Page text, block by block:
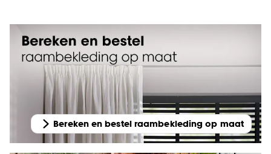
Bereken en bestel raambekleding op maat